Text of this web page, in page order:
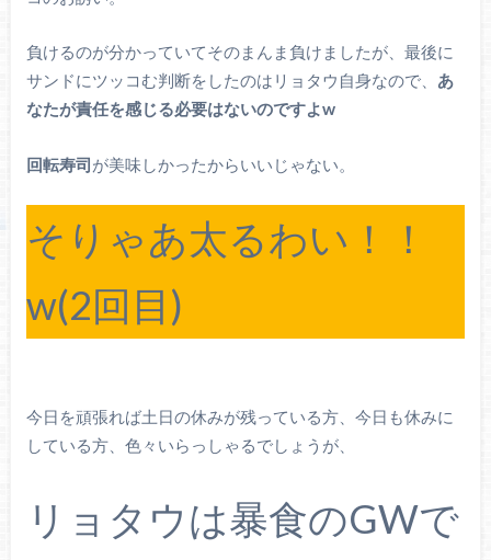
負けるのが分かっていてそのまんま負けましたが、最後に
サンドにツッコむ判断をしたのはリョタウ自身なので、 あ
なたが責任を感じる必要はないのですよw
回転寿司が美味しかったからいいじゃない。
そりゃあ太るわい！！
w(2回目)
今日を頑張れば土日の休みが残っている方、今日も休みに
している方、色々いらっしゃるでしょうが、
リョタウは暴食のGWで